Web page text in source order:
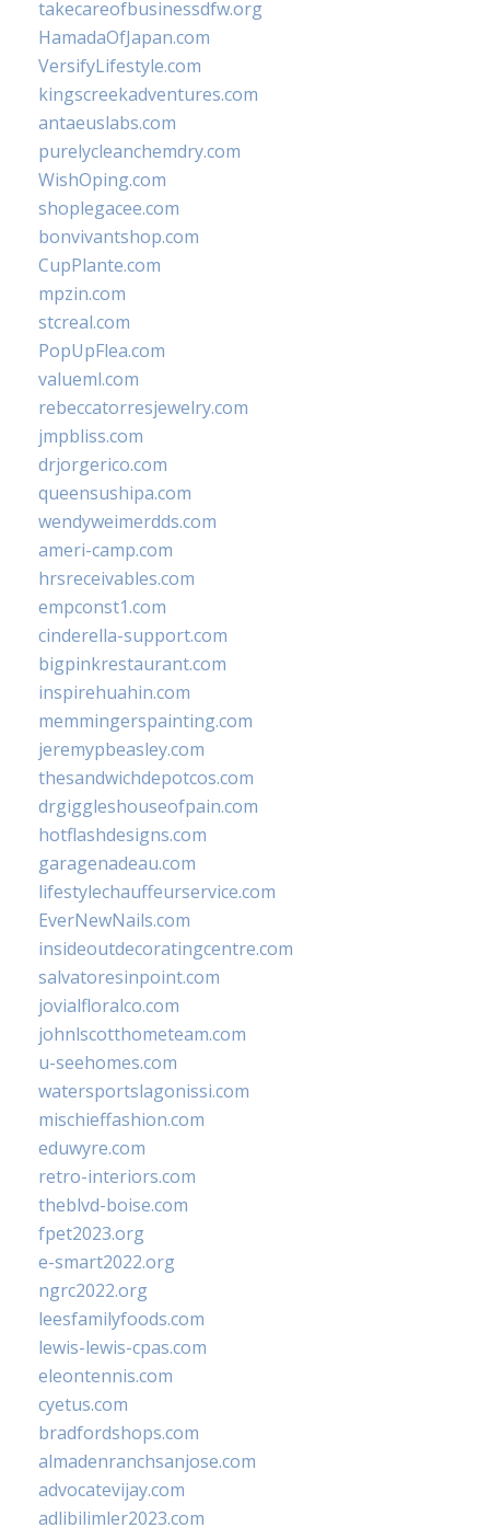
takecareofbusinessdfw.org
HamadaOfJapan.com
VersifyLifestyle.com
kingscreekadventures.com
antaeuslabs.com
purelycleanchemdry.com
WishOping.com
shoplegacee.com
bonvivantshop.com
CupPlante.com
mpzin.com
stcreal.com
PopUpFlea.com
valueml.com
rebeccatorresjewelry.com
jmpbliss.com
drjorgerico.com
queensushipa.com
wendyweimerdds.com
ameri-camp.com
hrsreceivables.com
empconst1.com
cinderella-support.com
bigpinkrestaurant.com
inspirehuahin.com
memmingerspainting.com
jeremypbeasley.com
thesandwichdepotcos.com
drgiggleshouseofpain.com
hotflashdesigns.com
garagenadeau.com
lifestylechauffeurservice.com
EverNewNails.com
insideoutdecoratingcentre.com
salvatoresinpoint.com
jovialfloralco.com
johnlscotthometeam.com
u-seehomes.com
watersportslagonissi.com
mischieffashion.com
eduwyre.com
retro-interiors.com
theblvd-boise.com
fpet2023.org
e-smart2022.org
ngrc2022.org
leesfamilyfoods.com
lewis-lewis-cpas.com
eleontennis.com
cyetus.com
bradfordshops.com
almadenranchsanjose.com
advocatevijay.com
adlibilimler2023.com